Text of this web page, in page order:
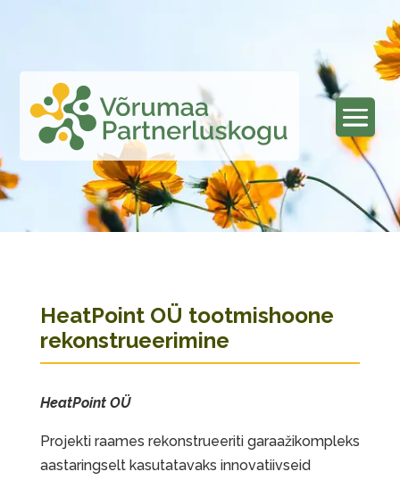
HeatPoint OÜ tootmishoone
rekonstrueerimine
HeatPoint OÜ
Projekti raames rekonstrueeriti garaažikompleks
aastaringselt kasutatavaks innovatiivseid